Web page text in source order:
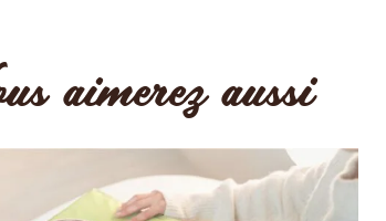
aimerez aussi